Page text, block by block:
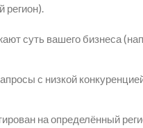
суть вашего бизнеса
с низкой
на определённый